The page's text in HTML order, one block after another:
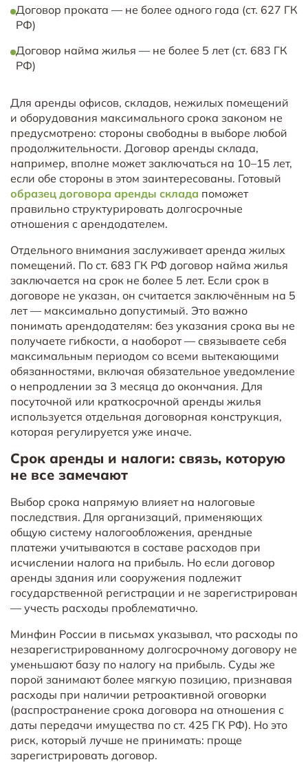
Договор проката — не более одного года (ст. 627 ГК
РФ)
Договор найма жилья — не более 5 лет (ст. 683 ГК
РФ)
Для аренды офисов, складов, нежилых помещений
и оборудования максимального срока законом не
предусмотрено: стороны свободны в выборе любой
продолжительности. Договор аренды склада,
например, вполне может заключаться на 10–15 лет,
если обе стороны в этом заинтересованы. Готовый
образец договора аренды склада поможет
правильно структурировать долгосрочные
отношения с арендодателем.
Отдельного внимания заслуживает аренда жилых
помещений. По ст. 683 ГК РФ договор найма жилья
заключается на срок не более 5 лет. Если срок в
договоре не указан, он считается заключённым на 5
лет — максимально допустимый. Это важно
понимать арендодателям: без указания срока вы не
получаете гибкости, а наоборот — связываете себя
максимальным периодом со всеми вытекающими
обязанностями, включая обязательное уведомление
о непродлении за 3 месяца до окончания. Для
посуточной или краткосрочной аренды жилья
используется отдельная договорная конструкция,
которая регулируется уже иначе.
Срок аренды и налоги: связь, которую
не все замечают
Выбор срока напрямую влияет на налоговые
последствия. Для организаций, применяющих
общую систему налогообложения, арендные
платежи учитываются в составе расходов при
исчислении налога на прибыль. Но если договор
аренды здания или сооружения подлежит
государственной регистрации и не зарегистрирован
— учесть расходы проблематично.
Минфин России в письмах указывал, что расходы по
незарегистрированному долгосрочному договору не
уменьшают базу по налогу на прибыль. Суды же
порой занимают более мягкую позицию, признавая
расходы при наличии ретроактивной оговорки
(распространение срока договора на отношения с
даты передачи имущества по ст. 425 ГК РФ). Но это
риск, который лучше не принимать: проще
зарегистрировать договор.